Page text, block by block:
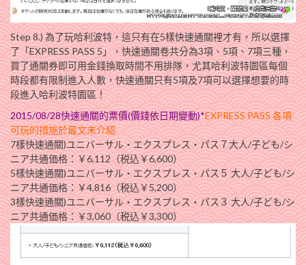
Step 8.) 為了玩哈利波特，這只有在5樣快速通關裡才有，所以選擇
了「EXPRESS PASS 5」，快速通關卷共分為3項、5項、7項三種，
買了通關券即可用金錢換取時間不用排隊，尤其哈利波特園區每個
時段都有限制進入人數，快速通關只有5項及7項可以選擇想要的時
段進入哈利波特園區！
2015/08/28快速通關的票價(價錢依日期變動)*EXPRESS PASS 各項
可玩的措施於最文末介紹
7樣快速通關)ユニバーサル・エクスプレス・パス７大人/子ども/シ
ニア共通価格：￥6,112（税込￥6,600）
5樣快速通關)ユニバーサル・エクスプレス・パス５ 大人/子ども/シ
ニア共通価格：￥4,816（税込￥5,200）
3樣快速通關)ユニバーサル・エクスプレス・パス３ 大人/子ども/シ
ニア共通価格：￥3,060（税込￥3,300）